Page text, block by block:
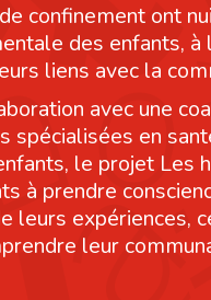
confinement ont
des enfants, à
liens avec la
avec une
spécialisées en
le projet Les
à prendre
leurs expériences,
leur